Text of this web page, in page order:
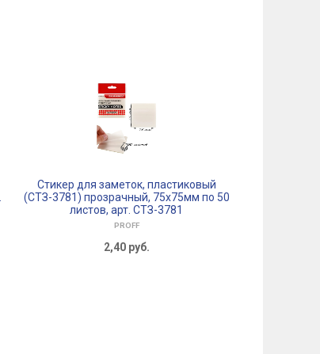
Стикер для заметок, пластиковый
(СТЗ-3781) прозрачный, 75х75мм по 50
листов, арт. СТЗ-3781
PROFF
2,40 руб.